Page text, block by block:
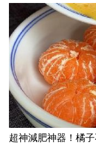
超神減肥神器！橘